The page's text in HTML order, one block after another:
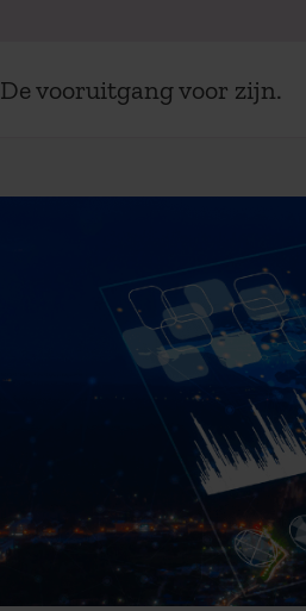
De vooruitgang voor zijn.